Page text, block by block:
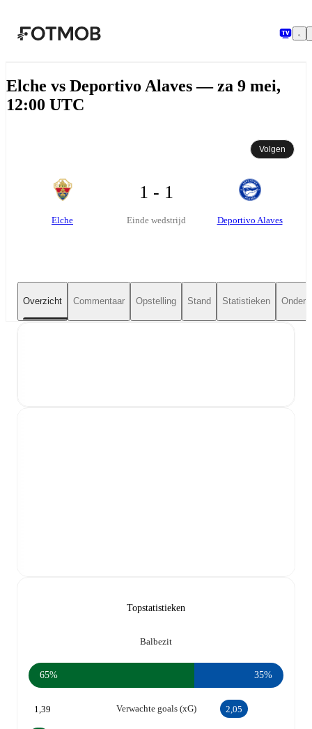
Elche vs Deportivo Alaves — za 9 mei,
12:00 UTC
Volgen
Elche
1 - 1
Einde wedstrijd Deportivo Alaves
Overzicht Commentaar Opstelling Stand Statistieken
Topstatistieken
Balbezit
65% 35%
Verwachte goals (xG)
1,39 2,05